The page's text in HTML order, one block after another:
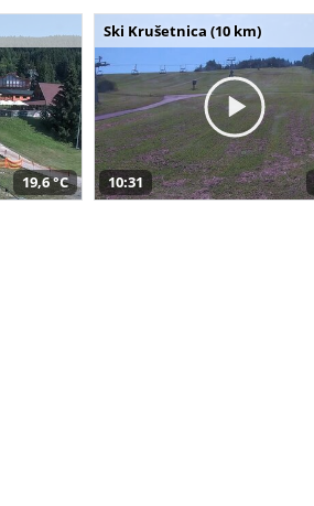
19,6 °C
Ski Krušetnica (10 km)
10:31